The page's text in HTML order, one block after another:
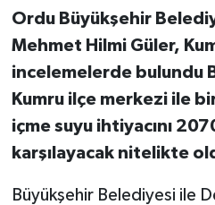
Ordu Büyükşehir
Mehmet Hilmi Güler,
incelemelerde bulundu
Kumru ilçe merkezi ile
içme suyu ihtiyacını
karşılayacak nitelikte
Büyükşehir Belediyesi ile